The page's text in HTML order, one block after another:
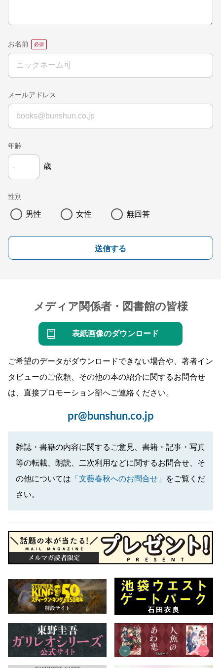
お名前
メールアドレス
年齢
歳
性別
男性 女性 無回答
送信する
メディア関係者・図書館の皆様
表紙画像のダウンロード
ご希望のデータがダウンロードできない場合や、著者イン
タビューのご依頼、その他の本の紹介に関するお問合せ
は、直接プロモーション部へご連絡ください。
pr@bunshun.co.jp
雑誌・書籍の内容に関するご意見、書籍・記事・写真
等の転載、朗読、二次利用などに関するお問合せ、そ
の他については 「文藝春秋へのお問合せ」
をご覧くだ
さい。